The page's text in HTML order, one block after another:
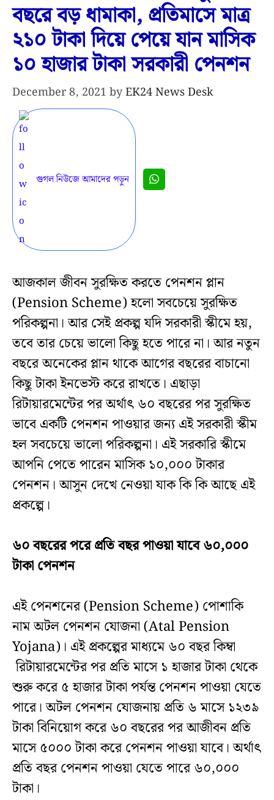
বছরে বড় ধামাকা, প্রতিমাসে মাত্র
২১০ টাকা দিয়ে পেয়ে যান মাসিক
১০ হাজার টাকা সরকারী পেনশন
December 8, 2021 byEK24 News Desk
গুগল নিউজে আমাদের পড়ুন
আজকাল জীবন সুরক্ষিত করতে পেনশন প্লান
(Pension Scheme) হলো সবচেয়ে সুরক্ষিত
পরিকল্পনা। আর সেই প্রকল্প যদি সরকারী স্কীমে হয়,
তবে তার চেয়ে ভালো কিছু হতে পারে না। আর নতুন
বছরে অনেকের প্লান থাকে আগের বছরের বাচানো
কিছু টাকা ইনভেস্ট করে রাখতে। এছাড়া
রিটায়ারমেন্টের পর অর্থাৎ ৬০ বছরের পর সুরক্ষিত
ভাবে একটি পেনশন পাওয়ার জন্য এই সরকারী স্কীম
হল সবচেয়ে ভালো পরিকল্পনা। এই সরকারি স্কীমে
আপনি পেতে পারেন মাসিক ১০,০০০ টাকার
পেনশন। আসুন দেখে নেওয়া যাক কি কি আছে এই
প্রকল্পে।
৬০ বছরের পরে প্রতি বছর পাওয়া যাবে ৬০,০০০
টাকা পেনশন
এই পেনশনের (Pension Scheme) পোশাকি
নাম অটল পেনশন যোজনা (Atal Pension
Yojana)। এই প্রকল্পের মাধ্যমে ৬০ বছর কিম্বা
রিটায়ারমেন্টের পর প্রতি মাসে ১ হাজার টাকা থেকে
শুরু করে ৫ হাজার টাকা পর্যন্ত পেনশন পাওয়া যেতে
পারে। অটল পেনশন যোজনায় প্রতি ৬ মাসে ১২৩৯
টাকা বিনিয়োগ করে ৬০ বছরের পর আজীবন প্রতি
মাসে ৫০০০ টাকা করে পেনশন পাওয়া যাবে। অর্থাৎ
প্রতি বছর পেনশন পাওয়া যেতে পারে ৬০,০০০
টাকা।